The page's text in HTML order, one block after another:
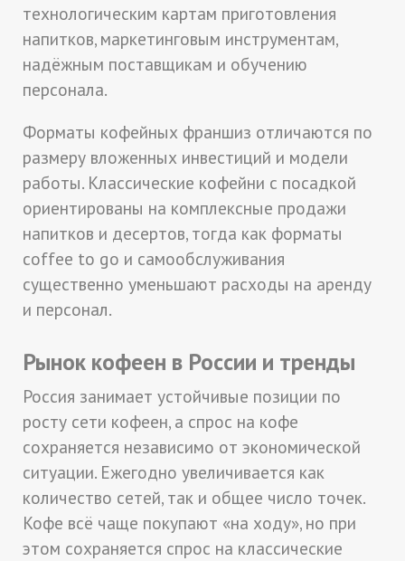
технологическим картам приготовления
напитков, маркетинговым инструментам,
надёжным поставщикам и обучению
персонала.
Форматы кофейных франшиз отличаются по
размеру вложенных инвестиций и модели
работы. Классические кофейни с посадкой
ориентированы на комплексные продажи
напитков и десертов, тогда как форматы
coffee to go и самообслуживания
существенно уменьшают расходы на аренду
и персонал.
Рынок кофеен в России и тренды
Россия занимает устойчивые позиции по
росту сети кофеен, а спрос на кофе
сохраняется независимо от экономической
ситуации. Ежегодно увеличивается как
количество сетей, так и общее число точек.
Кофе всё чаще покупают «на ходу», но при
этом сохраняется спрос на классические